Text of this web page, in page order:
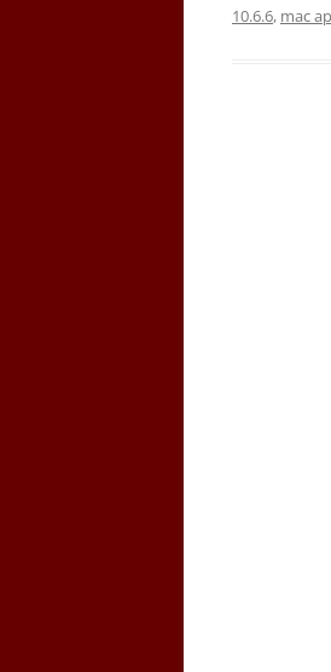
10.6.6, mac